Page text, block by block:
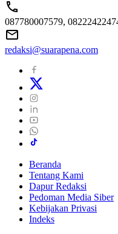
087780007579,
redaksi@suarapena.com
Beranda
Tentang Kami
Dapur Redaksi
Pedoman Media Siber
Kebijakan Privasi
Indeks